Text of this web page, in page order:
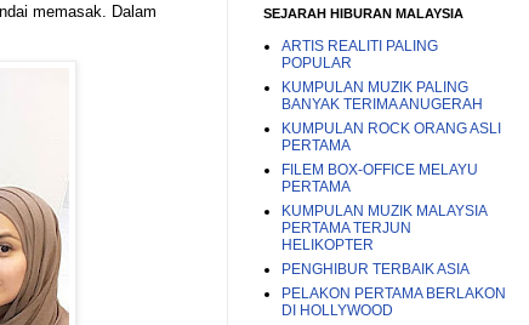
memasak. Dalam
SEJARAH HIBURAN MALAYSIA
ARTIS REALITI PALING
POPULAR
KUMPULAN MUZIK PALING
BANYAK TERIMA ANUGERAH
KUMPULAN ROCK ORANG ASLI
PERTAMA
FILEM BOX-OFFICE MELAYU
PERTAMA
KUMPULAN MUZIK MALAYSIA
PERTAMA TERJUN
HELIKOPTER
PENGHIBUR TERBAIK ASIA
PELAKON PERTAMA BERLAKON
DI HOLLYWOOD